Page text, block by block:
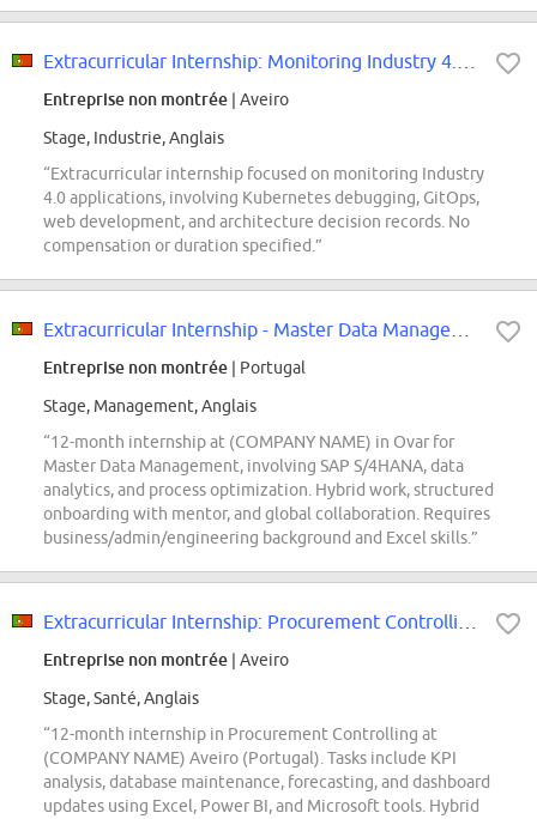
Entreprise non montrée | Aveiro
Stage, Industrie, Anglais
“Extracurricular internship focused on monitoring Industry
4.0 applications, involving Kubernetes debugging, GitOps,
web development, and architecture decision records. No
compensation or duration specified.”
Entreprise non montrée | Portugal
Stage, Management, Anglais
“12-month internship at (COMPANY NAME) in Ovar for
Master Data Management, involving SAP S/4HANA, data
analytics, and process optimization. Hybrid work, structured
onboarding with mentor, and global collaboration. Requires
business/admin/engineering background and Excel skills.”
Entreprise non montrée | Aveiro
Stage, Santé, Anglais
“12-month internship in Procurement Controlling at
(COMPANY NAME) Aveiro (Portugal). Tasks include KPI
analysis, database maintenance, forecasting, and dashboard
updates using Excel, Power BI, and Microsoft tools. Hybrid